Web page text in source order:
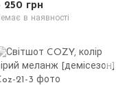
250 грн
в наявності